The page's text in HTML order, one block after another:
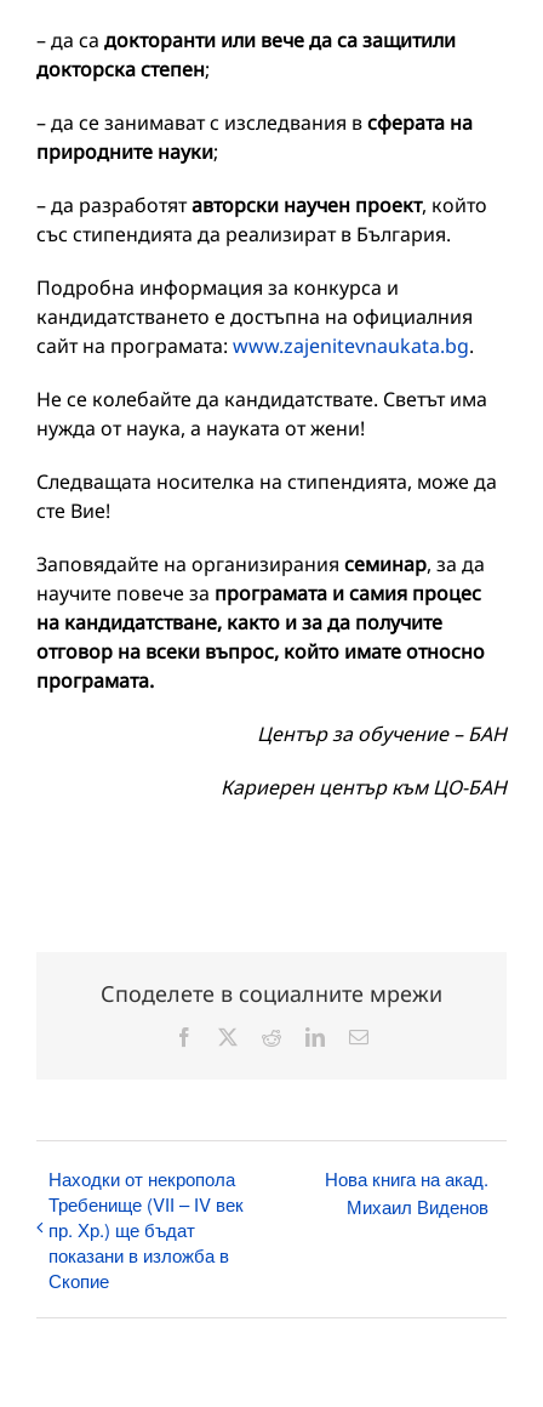
– да са докторанти или вече да са защитили
докторска степен;
– да се занимават с изследвания всферата на
природните науки;
– да разработятавторски научен проект, който
със стипендията да реализират в България.
Подробна информация за конкурса и
кандидатстването е достъпна на официалния
сайт на програмата: www.zajenitevnaukata.bg.
Не се колебайте да кандидатствате. Светът има
нужда от наука, а науката от жени!
Следващата носителка на стипендията, може да
сте Вие!
Заповядайте на организирания семинар, за да
научите повече за програмата и самия процес
на кандидатстване, както и за да получите
отговор на всеки въпрос, който имате относно
програмата.
Център за обучение – БАН
Кариерен център към ЦО-БАН
Споделете в социалните мрежи
Facebook RedditLinkedInЕлектронна
Находки от некропола
Требенище (VІІ – ІV век
пр. Хр.) ще бъдат
показани в изложба в
Скопие
Нова книга на акад.
Михаил Виденов